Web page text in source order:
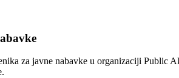
za javne nabavke u organizaciji Public